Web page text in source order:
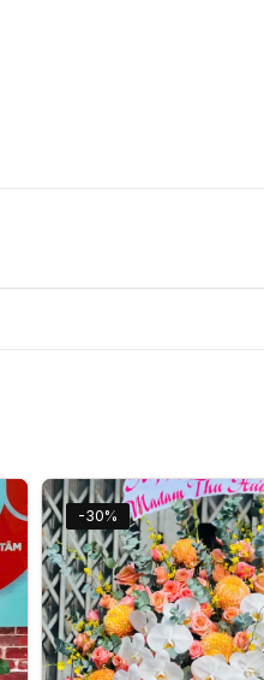
-30%